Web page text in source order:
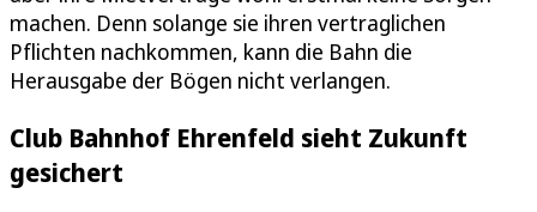
machen. Denn solange sie ihren vertraglichen
Pflichten nachkommen, kann die Bahn die
Herausgabe der Bögen nicht verlangen.
Club Bahnhof Ehrenfeld sieht Zukunft
gesichert